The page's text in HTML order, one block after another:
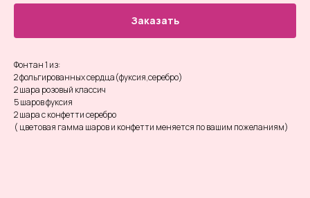
Заказать
Фонтан 1 из:
2 фольгированных сердца(фуксия,серебро)
2 шара розовый классич
5 шаров фуксия
2 шара с конфетти серебро
( цветовая гамма шаров и конфетти меняется по вашим пожеланиям)